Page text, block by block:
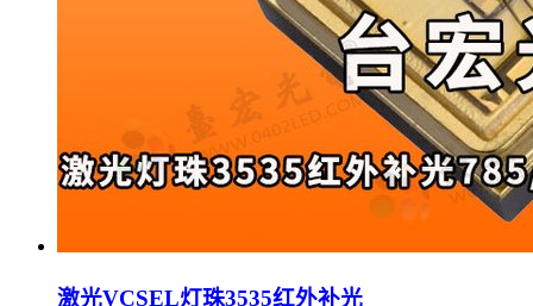
激光VCSEL灯珠3535红外补光